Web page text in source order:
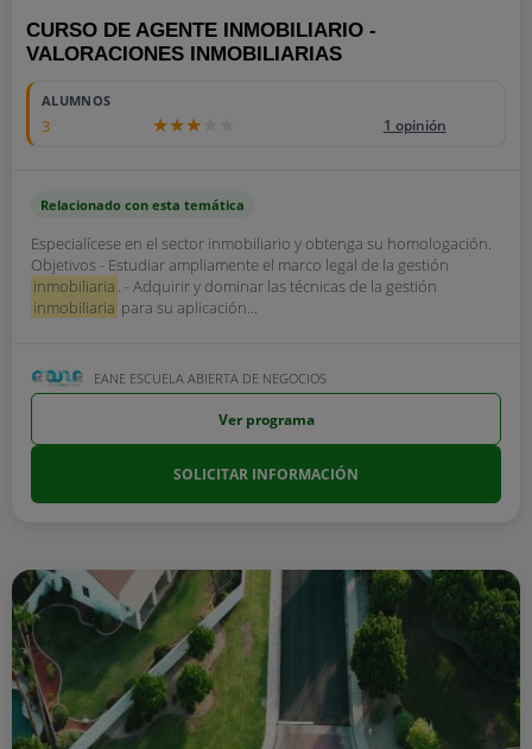
CURSO DE AGENTE INMOBILIARIO -
VALORACIONES INMOBILIARIAS
ALUMNOS
3 1 opinión
Relacionado con esta temática
Especialícese en el sector inmobiliario y obtenga su homologación.
Objetivos - Estudiar ampliamente el marco legal de la gestión
inmobiliaria . - Adquirir y dominar las técnicas de la gestión
inmobiliaria para su aplicación...
EANE ESCUELA ABIERTA DE NEGOCIOS
Ver programa
SOLICITAR INFORMACIÓN